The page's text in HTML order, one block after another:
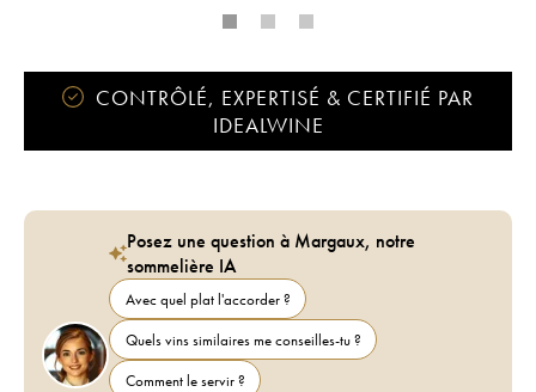
CONTRÔLÉ, EXPERTISÉ & CERTIFIÉ PAR
IDEALWINE
Posez une question à Margaux, notre
sommelière IA
Avec quel plat l'accorder ?
Quels vins similaires me conseilles-tu ?
Comment le servir ?